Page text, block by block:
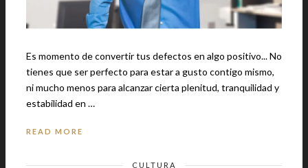
Es momento de convertir tus defectos en algo positivo... No
tienes que ser perfecto para estar a gusto contigo mismo,
ni mucho menos para alcanzar cierta plenitud, tranquilidad y
estabilidad en …
READ MORE
CULTURA